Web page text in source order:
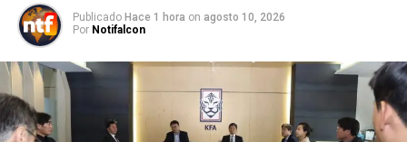
Publicado Hace 1 hora on agosto 10, 2026
Por Notifalcon